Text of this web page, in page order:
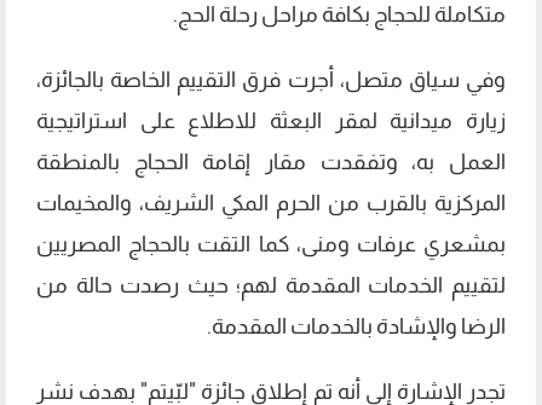
متكاملة للحجاج بكافة مراحل رحلة الحج.
وفي سياق متصل، أجرت فرق التقييم الخاصة بالجائزة،
زيارة ميدانية لمقر البعثة للاطلاع على استراتيجية
العمل به، وتفقدت مقار إقامة الحجاج بالمنطقة
المركزية بالقرب من الحرم المكي الشريف، والمخيمات
بمشعري عرفات ومنى، كما التقت بالحجاج المصريين
لتقييم الخدمات المقدمة لهم؛ حيث رصدت حالة من
الرضا والإشادة بالخدمات المقدمة.
تجدر الإشارة إلى أنه تم إطلاق جائزة "لبّيتم" بهدف نشر